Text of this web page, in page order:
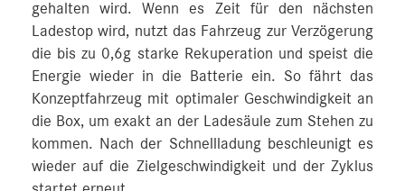
gehalten wird. Wenn es Zeit für den nächsten
Ladestop wird, nutzt das Fahrzeug zur Verzögerung
die bis zu 0,6g starke Rekuperation und speist die
Energie wieder in die Batterie ein. So fährt das
Konzeptfahrzeug mit optimaler Geschwindigkeit an
die Box, um exakt an der Ladesäule zum Stehen zu
kommen. Nach der Schnellladung beschleunigt es
wieder auf die Zielgeschwindigkeit und der Zyklus